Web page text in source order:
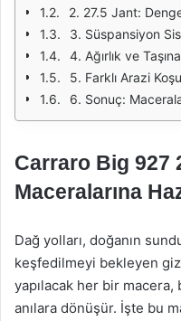
2. 27.5 Jant:
3. Süspansiyon
4. Ağırlık ve
5. Farklı Arazi
6. Sonuç:
Carraro Big 927
Maceralarına
Dağ yolları, doğanın
keşfedilmeyi bekleyen
yapılacak her bir
anılara dönüşür. İşte bu